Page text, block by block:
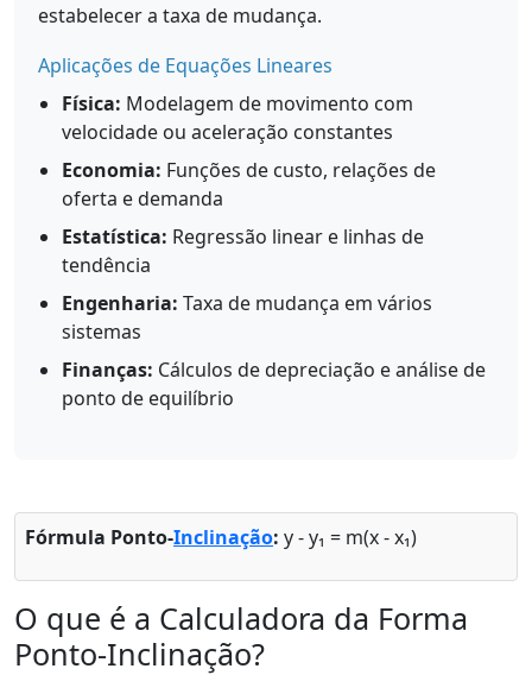
estabelecer a taxa de mudança.
Aplicações de Equações Lineares
Física: Modelagem de movimento com
velocidade ou aceleração constantes
Economia: Funções de custo, relações de
oferta e demanda
Estatística: Regressão linear e linhas de
tendência
Engenharia: Taxa de mudança em vários
sistemas
Finanças: Cálculos de depreciação e análise de
ponto de equilíbrio
Fórmula Ponto-Inclinação: y - y₁ = m(x - x₁)
O que é a Calculadora da Forma
Ponto-Inclinação?